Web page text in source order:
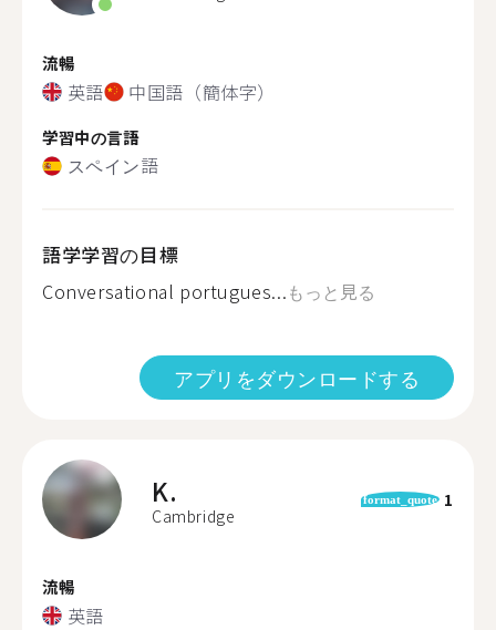
流暢
英語 中国語（簡体字）
学習中の言語
スペイン語
語学学習の目標
Conversational portugues...もっと見る
アプリをダウンロードする
K.
Cambridge
format_quote 1
流暢
英語